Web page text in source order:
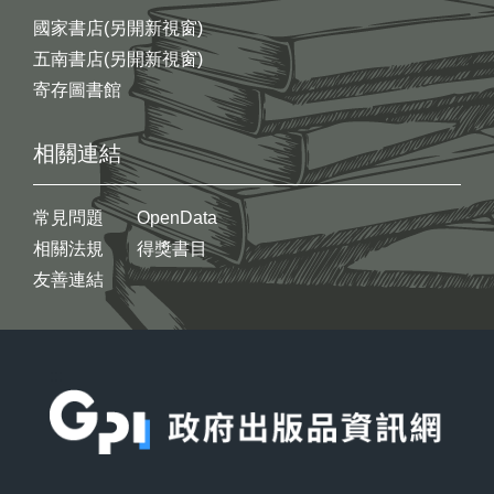
國家書店(另開新視窗)
五南書店(另開新視窗)
寄存圖書館
相關連結
常見問題
相關法規
友善連結
OpenData
得獎書目